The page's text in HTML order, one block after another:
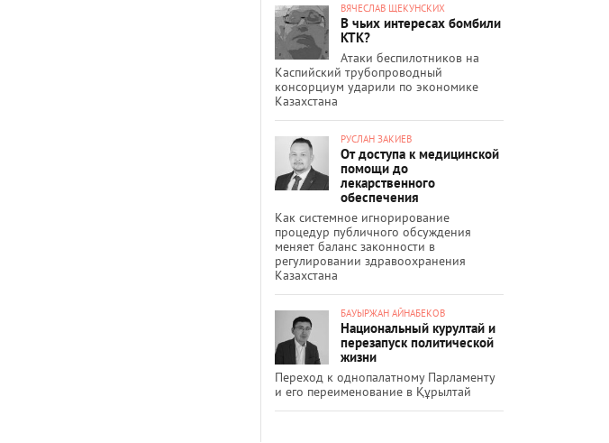
ВЯЧЕСЛАВ ЩЕКУНСКИХ
В чьих интересах бомбили
КТК?
Атаки беспилотников на
Каспийский трубопроводный
консорциум ударили по экономике
Казахстана
РУСЛАН ЗАКИЕВ
От доступа к медицинской
помощи до
лекарственного
обеспечения
Как системное игнорирование
процедур публичного обсуждения
меняет баланс законности в
регулировании здравоохранения
Казахстана
БАУЫРЖАН АЙНАБЕКОВ
Национальный курултай и
перезапуск политической
жизни
Переход к однопалатному Парламенту
и его переименование в Құрылтай